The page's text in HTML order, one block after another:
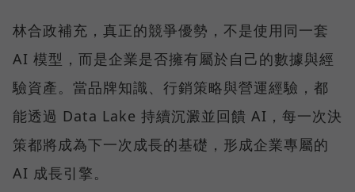
林合政補充，真正的競爭優勢，不是使用同一套
AI 模型，而是企業是否擁有屬於自己的數據與經
驗資產。當品牌知識、行銷策略與營運經驗，都
能透過 Data Lake 持續沉澱並回饋 AI，每一次決
策都將成為下一次成長的基礎，形成企業專屬的
AI 成長引擎。